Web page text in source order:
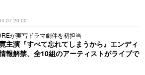
20:00
が実写ドラマ劇伴を初担当
主演『すべて忘れてしまうから』エンディ
報解禁、全10組のアーティストがライブで